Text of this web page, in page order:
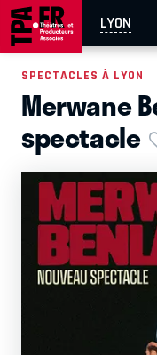
LYON
AIX-MARSEILLE
EN TOURNÉE
SPECTACLES À LYON
Merwane
spectacle